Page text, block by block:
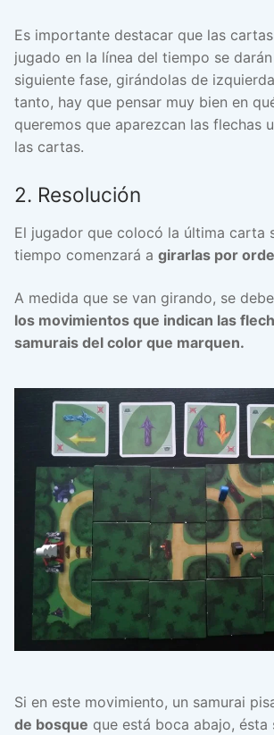
Es importante destacar que las
jugado en la línea del tiempo se
siguiente fase, girándolas de
tanto, hay que pensar muy bien en
queremos que aparezcan las flechas
las cartas.
2. Resolución
El jugador que colocó la última carta
tiempo comenzará a girarlas por
A medida que se van girando, se
los movimientos que indican las
samurais del color que marquen.
Si en este movimiento, un samurai
de bosque que está boca abajo, ésta